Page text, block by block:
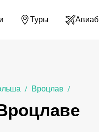
Туры
/ Вроцлав /